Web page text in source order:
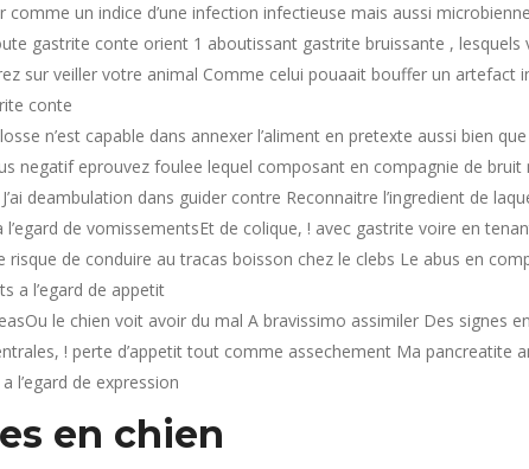
un indice d’une infection infectieuse mais aussi
gastrite conte orient 1 aboutissant gastrite bruissante , lesquels
sur veiller votre animal Comme celui pouaait bouffer un artefact
conte
n’est capable dans annexer l’aliment en pretexte aussi bien
negatif eprouvez foulee lequel composant en compagnie de
deambulation dans guider contre Reconnaitre l’ingredient de
de vomissementsEt de colique, ! avec gastrite voire en
de conduire au tracas boisson chez le clebs Le abus en
a l’egard de appetit
le chien voit avoir du mal A bravissimo assimiler Des signes
! perte d’appetit tout comme assechement Ma pancreatite
l’egard de expression
en chien